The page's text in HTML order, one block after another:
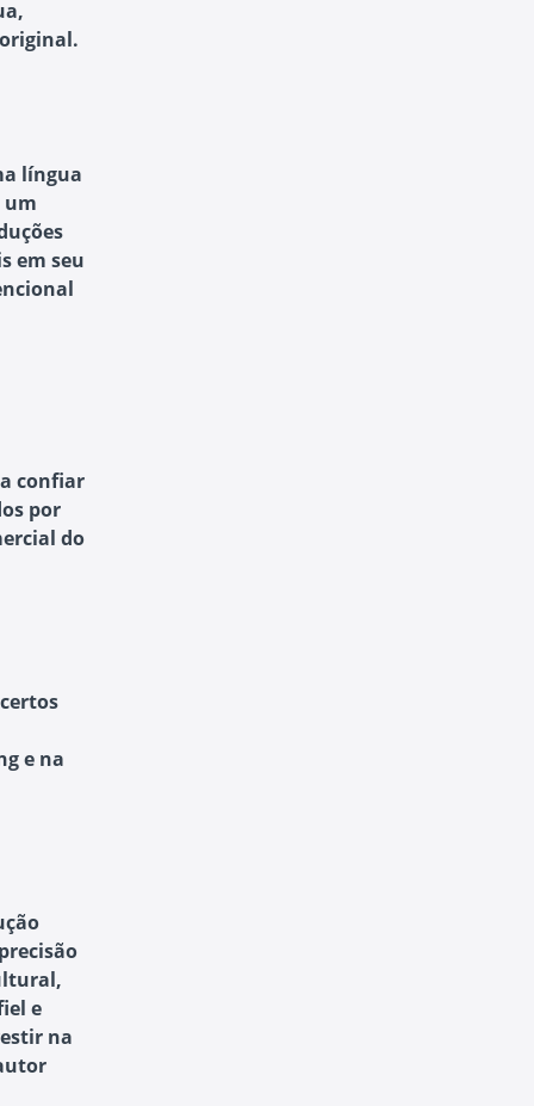
língua
um
em seu
confiar
por
do
e na
e
na